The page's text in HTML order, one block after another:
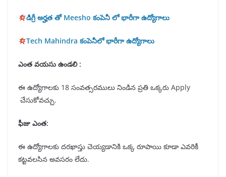
డిగ్రీ అర్హత తో Meesho కంపెనీ లో భారీగా ఉద్యోగాలు
Tech Mahindra కంపెనీలో భారీగా ఉద్యోగాలు
ఎంత వయసు ఉండలి :
ఈ ఉద్యోగాలకు 18 సంవత్సరములు నిండిన ప్రతి ఒక్కరు Apply
చేసుకోవచ్చు.
ఫీజు ఎంత:
ఈ ఉద్యోగాలకు దరఖాస్తు చెయ్యడానికి ఒక్క రూపాయి కూడా ఎవరికీ
కట్టవలసిన అవసరం లేదు.